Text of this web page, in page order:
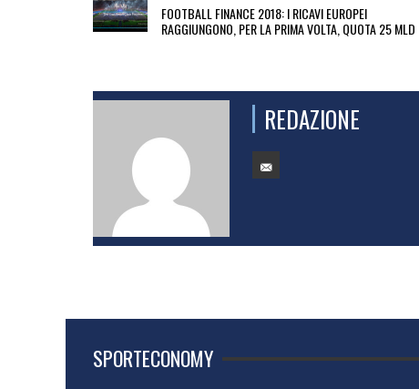
FOOTBALL FINANCE 2018: I RICAVI EUROPEI
RAGGIUNGONO, PER LA PRIMA VOLTA, QUOTA 25 MLD
REDAZIONE
SPORTECONOMY